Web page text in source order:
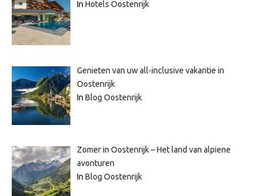
In Hotels Oostenrijk
Genieten van uw all-inclusive vakantie in
Oostenrijk
In Blog Oostenrijk
Zomer in Oostenrijk – Het land van alpiene
avonturen
In Blog Oostenrijk